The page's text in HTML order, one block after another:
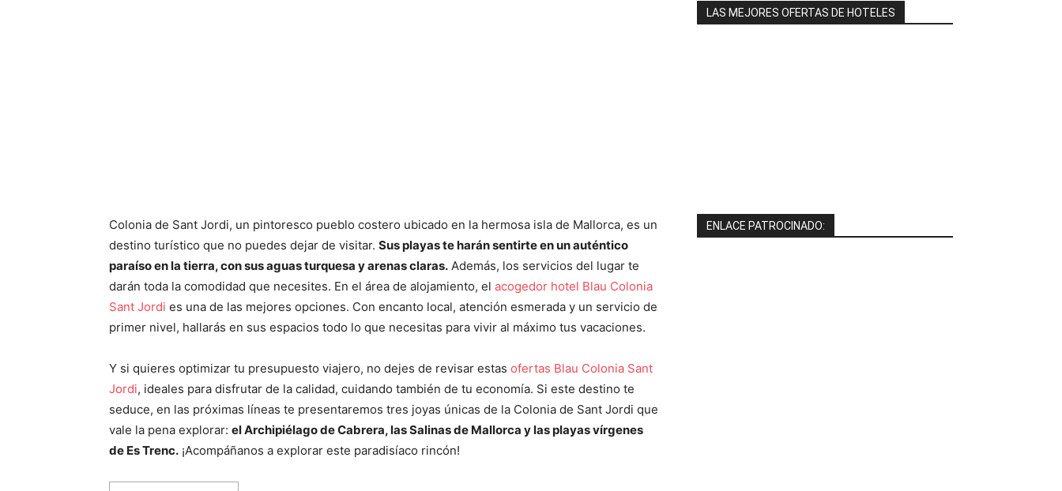
Colonia de Sant Jordi, un pintoresco pueblo costero ubicado en la hermosa isla de Mallorca, es un
destino turístico que no puedes dejar de visitar. Sus playas te harán sentirte en un auténtico
paraíso en la tierra, con sus aguas turquesa y arenas claras. Además, los servicios del lugar te
darán toda la comodidad que necesites. En el área de alojamiento, el acogedor hotel Blau Colonia
Sant Jordi es una de las mejores opciones. Con encanto local, atención esmerada y un servicio de
primer nivel, hallarás en sus espacios todo lo que necesitas para vivir al máximo tus vacaciones.
Y si quieres optimizar tu presupuesto viajero, no dejes de revisar estas ofertas Blau Colonia Sant
Jordi, ideales para disfrutar de la calidad, cuidando también de tu economía. Si este destino te
seduce, en las próximas líneas te presentaremos tres joyas únicas de la Colonia de Sant Jordi que
vale la pena explorar: el Archipiélago de Cabrera, las Salinas de Mallorca y las playas vírgenes
de Es Trenc. ¡Acompáñanos a explorar este paradisíaco rincón!
LAS MEJORES OFERTAS DE HOTELES
ENLACE PATROCINADO: